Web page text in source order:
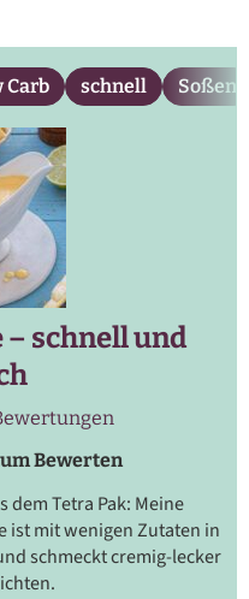
Carb schnell Soßen
schnell und
Bewerten
dem Tetra Pak: Meine
ist mit wenigen Zutaten in
schmeckt cremig-lecker